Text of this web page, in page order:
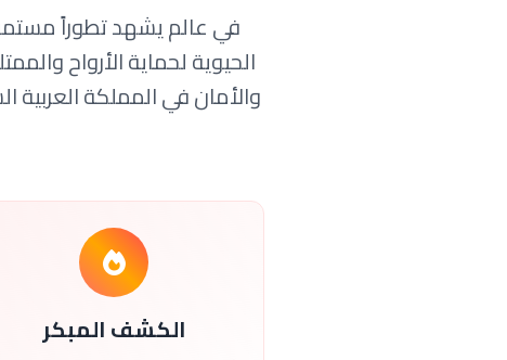
في عالم يشهد تطوراً
الحيوية لحماية الأرواح
والأمان في المملكة العربية
الكشف المبكر